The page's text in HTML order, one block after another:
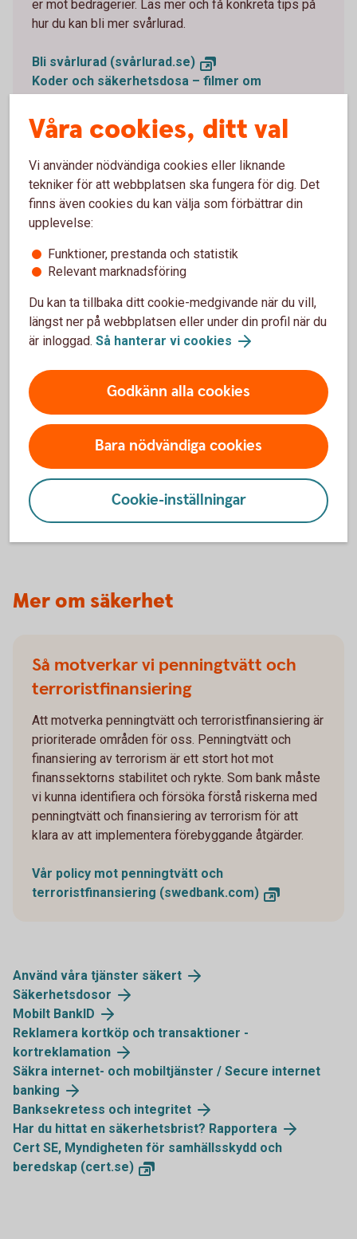
er mot bedrägerier. Läs mer och få konkreta tips på
hur du kan bli mer svårlurad.
Bli svårlurad (svårlurad.se)
Koder och säkerhetsdosa – filmer om
Young adult waiting at the train station
Penningmålvakt, spelbedrägerier
eller spionprogram?
Bedragarna bryr sig inte om dig. Eller din ålder. De
bryr sig om dina pengar och använder olika sätt att
lura dig beroende på hur gammal du är.
Bli inte lurad!
Mer om säkerhet
Så motverkar vi penningtvätt och
terroristfinansiering
Att motverka penningtvätt och terroristfinansiering är
prioriterade områden för oss. Penningtvätt och
finansiering av terrorism är ett stort hot mot
finanssektorns stabilitet och rykte. Som bank måste
vi kunna identifiera och försöka förstå riskerna med
penningtvätt och finansiering av terrorism för att
klara av att implementera förebyggande åtgärder.
Vår policy mot penningtvätt och
terroristfinansiering (swedbank.com)
Använd våra tjänster säkert
Säkerhetsdosor
Mobilt BankID
Reklamera kortköp och transaktioner -
kortreklamation
Säkra internet- och mobiltjänster / Secure internet
banking
Banksekretess och integritet
Har du hittat en säkerhetsbrist? Rapportera
Cert SE, Myndigheten för samhällsskydd och
beredskap (cert.se)
Våra cookies, ditt val
Vi använder nödvändiga cookies eller liknande
tekniker för att webbplatsen ska fungera för dig. Det
finns även cookies du kan välja som förbättrar din
upplevelse:
Funktioner, prestanda och statistik
Relevant marknadsföring
Du kan ta tillbaka ditt cookie-medgivande när du vill,
längst ner på webbplatsen eller under din profil när du
är inloggad. Så hanterar vi cookies
Godkänn alla cookies
Bara nödvändiga cookies
Cookie-inställningar